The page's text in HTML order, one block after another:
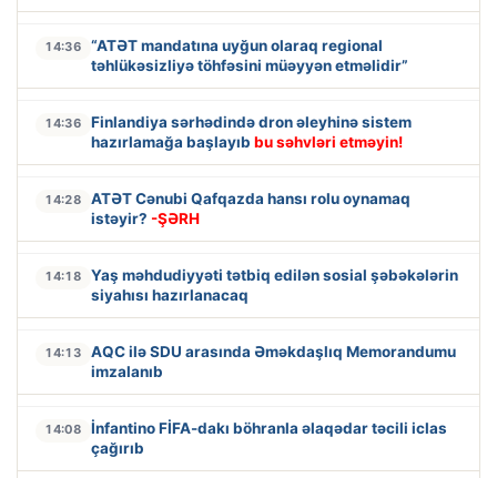
14:36
“ATƏT mandatına uyğun olaraq regional
təhlükəsizliyə töhfəsini müəyyən etməlidir”
14:36
Finlandiya sərhədində dron əleyhinə sistem
hazırlamağa başlayıb bu səhvləri etməyin!
14:28
ATƏT Cənubi Qafqazda hansı rolu oynamaq
istəyir? -ŞƏRH
14:18
Yaş məhdudiyyəti tətbiq edilən sosial şəbəkələrin
siyahısı hazırlanacaq
14:13
AQC ilə SDU arasında Əməkdaşlıq Memorandumu
imzalanıb
14:08
İnfantino FİFA-dakı böhranla əlaqədar təcili iclas
çağırıb